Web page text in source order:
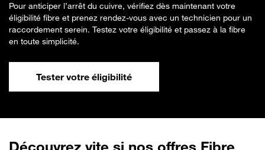
Pour anticiper l’arrêt du cuivre, vérifiez dès maintenant votre
éligibilité fibre et prenez rendez-vous avec un technicien pour un
raccordement serein. Testez votre éligibilité et passez à la fibre
en toute simplicité.
Tester votre éligibilité